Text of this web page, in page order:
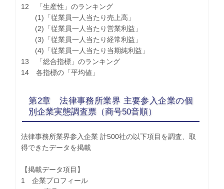
12 「生産性」のランキング
(1)「従業員一人当たり売上高」
(2)「従業員一人当たり営業利益」
(3)「従業員一人当たり経常利益」
(4)「従業員一人当たり当期純利益」
13 「総合指標」のランキング
14 各指標の「平均値」
第2章 法律事務所業界 主要参入企業の個
別企業実態調査票（商号50音順）
法律事務所業界参入企業 計500社の以下項目を調査、取
得できたデータを掲載
【掲載データ項目】
1 企業プロフィール